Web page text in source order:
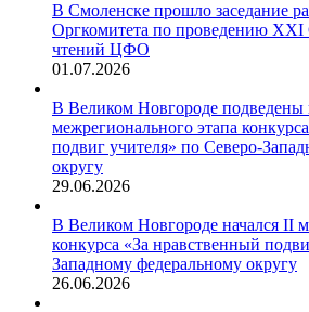
В Смоленске прошло заседание
Оргкомитета по проведению XXI
чтений ЦФО
01.07.2026
В Великом Новгороде подведены
межрегионального этапа
подвиг учителя» по Северо-
округу
29.06.2026
В Великом Новгороде начался II
конкурса «За нравственный
Западному федеральному округу
26.06.2026